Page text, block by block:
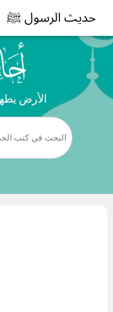
حديث الرسول ﷺ
الأرض